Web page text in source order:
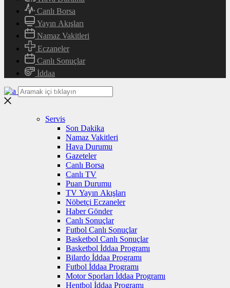
Canlı Borsa
Yayın Akışları
Namaz Vakitleri
Eczaneler
Canlı Sonuçlar
İddaa
Servis
Son Dakika
Namaz Vakitleri
Hava Durumu
Gazeteler
Canlı Borsa
Canlı TV
Puan Durumu
TV Yayın Akışları
Nöbetçi Eczaneler
Haber Gönder
Canlı Sonuçlar
Futbol Canlı Sonuçlar
Basketbol Canlı Sonuçlar
Basketbol İddaa Programı
Bilardo İddaa Programı
Futbol İddaa Programı
Motor Sporları İddaa Programı
Hentbol İddaa Programı